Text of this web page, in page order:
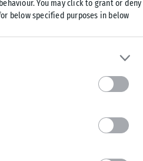
You may click to grant or deny
below specified purposes in below
αντίστοιχο
σε σχέση με το
πηγές του